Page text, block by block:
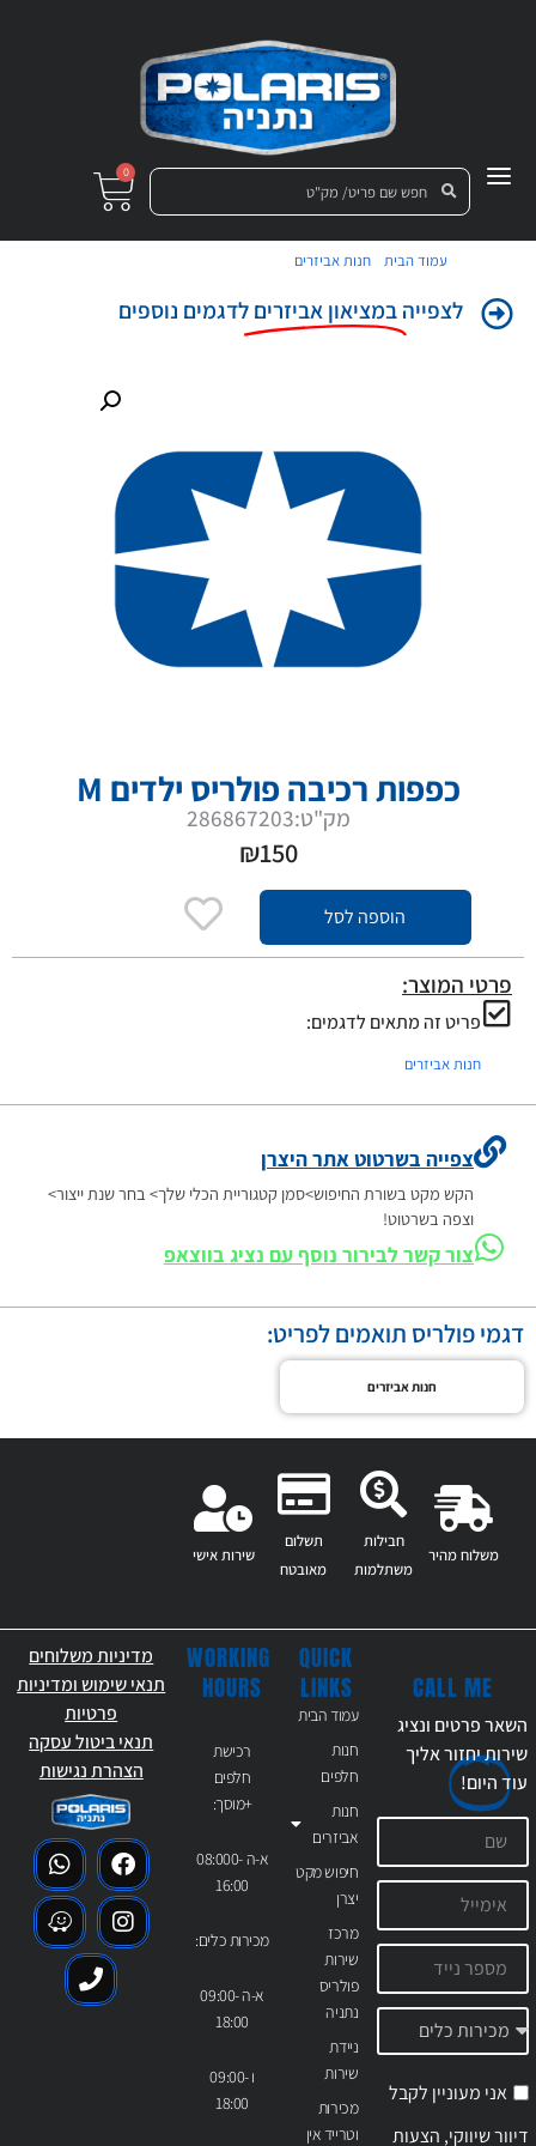
0
עמוד הבית חנות אביזרים
לצפייהבמציאון אביזרים לדגמים נוספים
כפפות רכיבה פולריס ילדים M
מק"ט:286867203
₪150
הוספה לסל
פרטי המוצר:
פריט זה מתאים לדגמים:
חנות אביזרים
צפייה בשרטוט אתר היצרן
הקש מקט בשורת החיפוש>סמן קטגוריית הכלי שלך> בחר שנת ייצור>
וצפה בשרטוט!
צור קשר לבירור נוסף עם נציג בווצאפ
דגמי פולריס תואמים לפריט:
חנות אביזרים
משלוח מהיר
חבילות
משתלמות
תשלום
מאובטח
שירות אישי
QUICK
LINKS
עמוד הבית
חנות
חלפים
חנות
אביזרים
חיפוש מקט
יצרן
מרכז
שירות
פולריס
נתניה
ניידת
שירות
מכירות
וטרייד אין
WORKING
HOURS
רכישת
חלפים
+מוסך:
א-ה 08:000-
16:00
מכירות כלים:
א-ה 09:00-
18:00
ו 09:00-
18:00
CALL ME
השאר פרטים ונציג
שירות יחזור אליך
עודהיום!
אני מעוניין לקבל
דיוור שיווקי, הצעות
מדיניות משלוחים
תנאי שימוש ומדיניות
פרטיות
תנאי ביטול עסקה
הצהרת נגישות